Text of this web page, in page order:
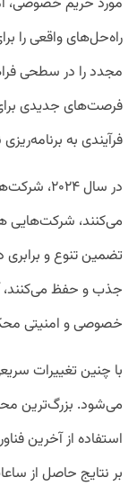
راه‌حل‌های واقعی را
مجدد را در سطحی
فرصت‌های جدیدی برای
فرآیندی به برنامه‌ریزی
در سال
می‌کنند، شرکت‌هایی
تضمین تنوع و
جذب و حفظ
خصوصی و امنیتی
با چنین تغییرات
می‌شود. بزرگ‌ترین
استفاده از آخرین
بر نتایج حاصل از